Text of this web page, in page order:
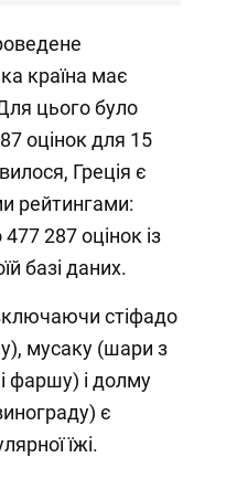
країна має
цього було
оцінок для 15
Греція є
рейтингами:
287 оцінок із
базі даних.
стіфадо
мусаку (шари з
фаршу) і долму
є
їжі.